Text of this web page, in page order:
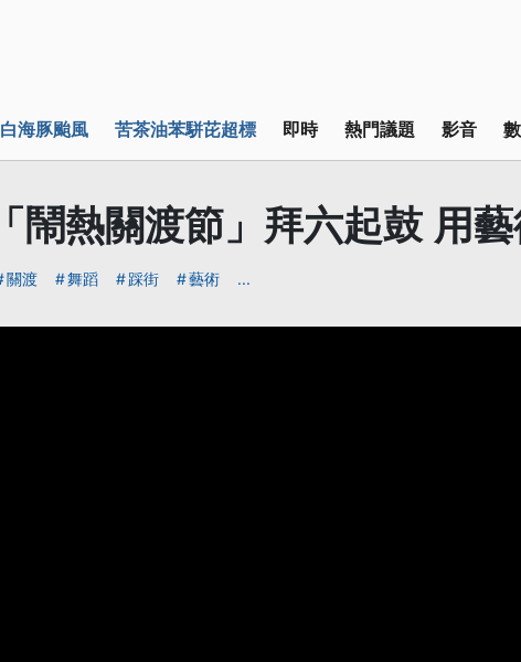
白海豚颱風 苦茶油苯駢芘超標 即時 熱門議題 影音
「鬧熱關渡節」拜六起鼓 用
關渡 舞蹈 踩街 藝術 ...